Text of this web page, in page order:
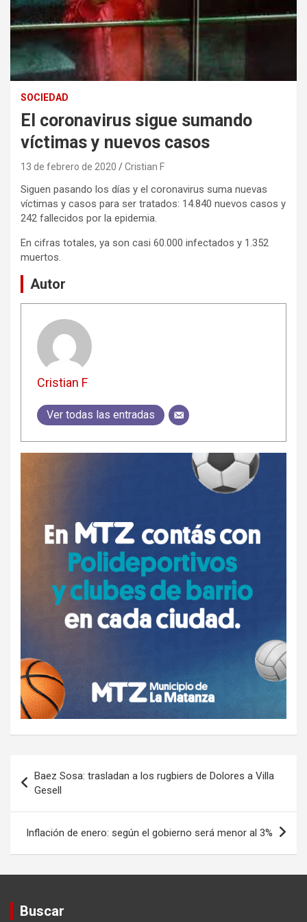
SOCIEDAD
El coronavirus sigue sumando
víctimas y nuevos casos
13 de febrero de 2020 Cristian F
Siguen pasando los días y el coronavirus suma nuevas
víctimas y casos para ser tratados: 14.840 nuevos casos y
242 fallecidos por la epidemia.
En cifras totales, ya son casi 60.000 infectados y 1.352
muertos.
Autor
Cristian F
Ver todas las entradas
de
entradas
Baez Sosa: trasladan a los rugbiers de Dolores a Villa
Gesell
Inflación de enero: según el gobierno será menor al 3%
Buscar